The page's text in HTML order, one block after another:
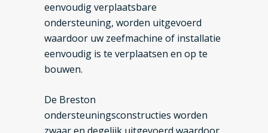
eenvoudig verplaatsbare
ondersteuning, worden uitgevoerd
waardoor uw zeefmachine of installatie
eenvoudig is te verplaatsen en op te
bouwen.
De Breston
ondersteuningsconstructies worden